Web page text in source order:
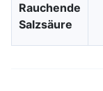
Rauchende
Salzsäure